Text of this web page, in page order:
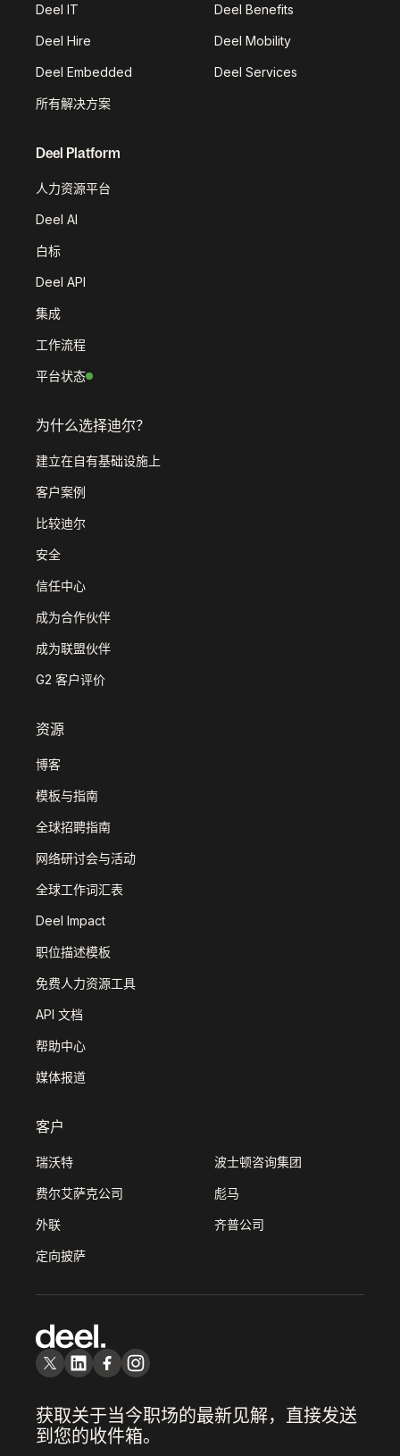
Deel IT Deel Benefits
Deel Hire Deel Mobility
Deel Embedded Deel Services
所有解决方案
Deel Platform
人力资源平台
Deel AI
白标
Deel API
集成
工作流程
平台状态
为什么选择迪尔？
建立在自有基础设施上
客户案例
比较迪尔
安全
信任中心
成为合作伙伴
成为联盟伙伴
G2 客户评价
资源
博客
模板与指南
全球招聘指南
网络研讨会与活动
全球工作词汇表
Deel Impact
职位描述模板
免费人力资源工具
API 文档
帮助中心
媒体报道
客户
瑞沃特 波士顿咨询集团
费尔艾萨克公司 彪马
外联 齐普公司
定向披萨
获取关于当今职场的最新见解，直接发送
到您的收件箱。